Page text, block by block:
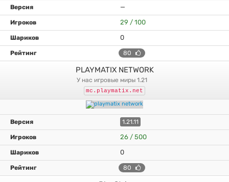
—
29 / 100
0
80
PLAYMATIX NETWORK
у нас игровые миры 1.21
mc.playmatix.net
1.21.11
26 / 500
0
80